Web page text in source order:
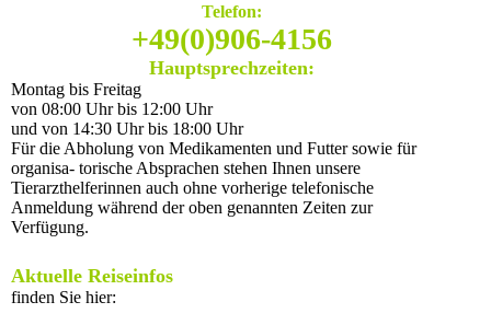
Telefon:
+49(0)906-4156
Hauptsprechzeiten:
Montag bis Freitag
von 08:00 Uhr bis 12:00 Uhr
und von 14:30 Uhr bis 18:00 Uhr
Für die Abholung von Medikamenten und Futter sowie für
organisa- torische Absprachen stehen Ihnen unsere
Tierarzthelferinnen auch ohne vorherige telefonische
Anmeldung während der oben genannten Zeiten zur
Verfügung.
Aktuelle Reiseinfos
finden Sie hier: